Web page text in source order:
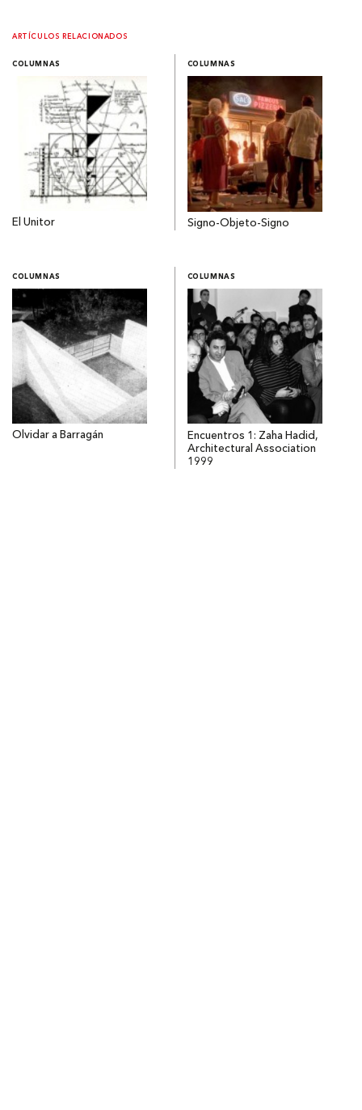
ARTÍCULOS RELACIONADOS
COLUMNAS
El Unitor
COLUMNAS
Signo-Objeto-Signo
COLUMNAS
Olvidar a Barragán
COLUMNAS
Encuentros 1: Zaha Hadid,
Architectural Association
1999